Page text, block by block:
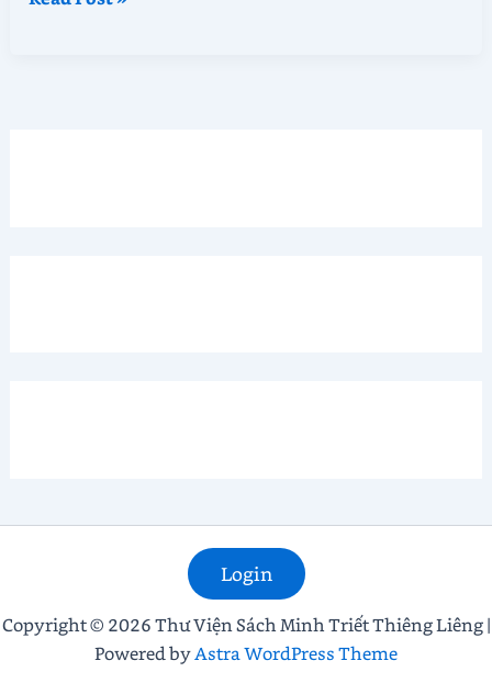
Login
Copyright © 2026 Thư Viện Sách Minh Triết Thiêng Liêng |
Powered byAstra WordPress Theme